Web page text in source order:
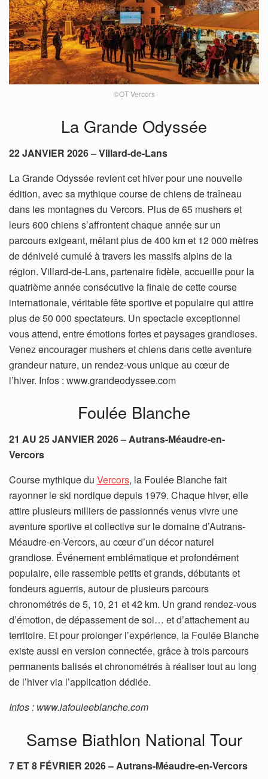
©OT Vercors
La Grande Odyssée
22 JANVIER 2026 – Villard-de-Lans
La Grande Odyssée revient cet hiver pour une nouvelle
édition, avec sa mythique course de chiens de traîneau
dans les montagnes du Vercors. Plus de 65 mushers et
leurs 600 chiens s’affrontent chaque année sur un
parcours exigeant, mêlant plus de 400 km et 12 000 mètres
de dénivelé cumulé à travers les massifs alpins de la
région. Villard-de-Lans, partenaire fidèle, accueille pour la
quatrième année consécutive la finale de cette course
internationale, véritable fête sportive et populaire qui attire
plus de 50 000 spectateurs. Un spectacle exceptionnel
vous attend, entre émotions fortes et paysages grandioses.
Venez encourager mushers et chiens dans cette aventure
grandeur nature, un rendez-vous unique au cœur de
l’hiver. Infos : www.grandeodyssee.com
Foulée Blanche
21 AU 25 JANVIER 2026 – Autrans-Méaudre-en-
Vercors
Course mythique du Vercors, la Foulée Blanche fait
rayonner le ski nordique depuis 1979. Chaque hiver, elle
attire plusieurs milliers de passionnés venus vivre une
aventure sportive et collective sur le domaine d’Autrans-
Méaudre-en-Vercors, au cœur d’un décor naturel
grandiose. Événement emblématique et profondément
populaire, elle rassemble petits et grands, débutants et
fondeurs aguerris, autour de plusieurs parcours
chronométrés de 5, 10, 21 et 42 km. Un grand rendez-vous
d’émotion, de dépassement de soi… et d’attachement au
territoire. Et pour prolonger l’expérience, la Foulée Blanche
existe aussi en version connectée, grâce à trois parcours
permanents balisés et chronométrés à réaliser tout au long
de l’hiver via l’application dédiée.
Infos : www.lafouleeblanche.com
Samse Biathlon National Tour
7 ET 8 FÉVRIER 2026 – Autrans-Méaudre-en-Vercors